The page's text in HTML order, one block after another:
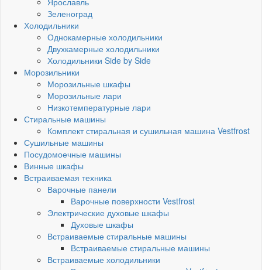
Зеленоград
Холодильники
Однокамерные холодильники
Двухкамерные холодильники
Холодильники Side by Side
Морозильники
Морозильные шкафы
Морозильные лари
Низкотемпературные лари
Стиральные машины
Комплект стиральная и сушильная машина Vestfrost
Сушильные машины
Посудомоечные машины
Винные шкафы
Встраиваемая техника
Варочные панели
Варочные поверхности Vestfrost
Электрические духовые шкафы
Духовые шкафы
Встраиваемые стиральные машины
Встраиваемые стиральные машины
Встраиваемые холодильники